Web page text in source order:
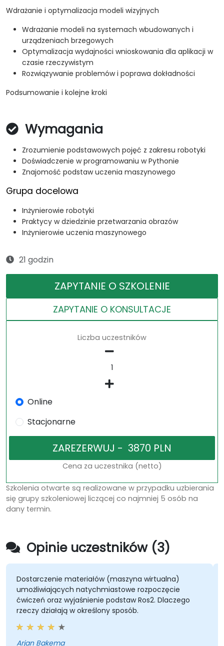
Wdrażanie i optymalizacja modeli wizyjnych
Wdrażanie modeli na systemach wbudowanych i
urządzeniach brzegowych
Optymalizacja wydajności wnioskowania dla aplikacji w
czasie rzeczywistym
Rozwiązywanie problemów i poprawa dokładności
Podsumowanie i kolejne kroki
Wymagania
Zrozumienie podstawowych pojęć z zakresu robotyki
Doświadczenie w programowaniu w Pythonie
Znajomość podstaw uczenia maszynowego
Grupa docelowa
Inżynierowie robotyki
Praktycy w dziedzinie przetwarzania obrazów
Inżynierowie uczenia maszynowego
21 godzin
ZAPYTANIE O SZKOLENIE
ZAPYTANIE O KONSULTACJE
Liczba uczestników
Online
Stacjonarne
Cena za uczestnika (netto)
Szkolenia otwarte są realizowane w przypadku uzbierania
się grupy szkoleniowej liczącej co najmniej 5 osób na
dany termin.
Opinie uczestników (3)
Dostarczenie materiałów (maszyna wirtualna)
umożliwiających natychmiastowe rozpoczęcie
ćwiczeń oraz wyjaśnienie podstaw Ros2. Dlaczego
rzeczy działają w określony sposób.
Arjan Bakema